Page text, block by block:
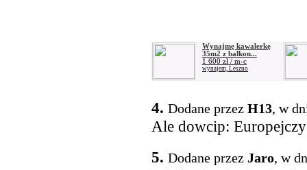
Wynajmę kawalerkę
35m2 z balkon...
1 600 zł / m-c
wynajem, Leszno
4. Dodane przez H13, w
Ale dowcip:
5. Dodane przez Jaro, w